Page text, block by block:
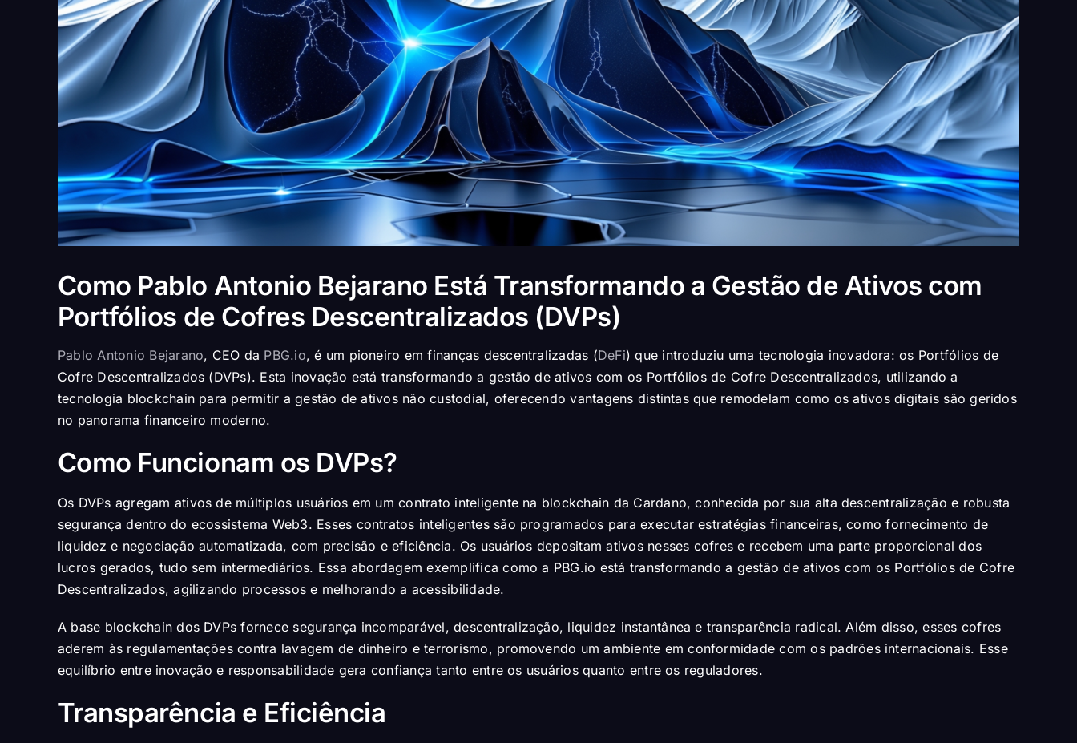
Como Pablo Antonio Bejarano Está Transformando a Gestão de Ativos com
Portfólios de Cofres Descentralizados (DVPs)
Pablo Antonio Bejarano, CEO da PBG.io, é um pioneiro em finanças descentralizadas (DeFi) que introduziu uma tecnologia inovadora: os Portfólios de
Cofre Descentralizados (DVPs). Esta inovação está transformando a gestão de ativos com os Portfólios de Cofre Descentralizados, utilizando a
tecnologia blockchain para permitir a gestão de ativos não custodial, oferecendo vantagens distintas que remodelam como os ativos digitais são geridos
no panorama financeiro moderno.
Como Funcionam os DVPs?
Os DVPs agregam ativos de múltiplos usuários em um contrato inteligente na blockchain da Cardano, conhecida por sua alta descentralização e robusta
segurança dentro do ecossistema Web3. Esses contratos inteligentes são programados para executar estratégias financeiras, como fornecimento de
liquidez e negociação automatizada, com precisão e eficiência. Os usuários depositam ativos nesses cofres e recebem uma parte proporcional dos
lucros gerados, tudo sem intermediários. Essa abordagem exemplifica como a PBG.io está transformando a gestão de ativos com os Portfólios de Cofre
Descentralizados, agilizando processos e melhorando a acessibilidade.
A base blockchain dos DVPs fornece segurança incomparável, descentralização, liquidez instantânea e transparência radical. Além disso, esses cofres
aderem às regulamentações contra lavagem de dinheiro e terrorismo, promovendo um ambiente em conformidade com os padrões internacionais. Esse
equilíbrio entre inovação e responsabilidade gera confiança tanto entre os usuários quanto entre os reguladores.
Transparência e Eficiência